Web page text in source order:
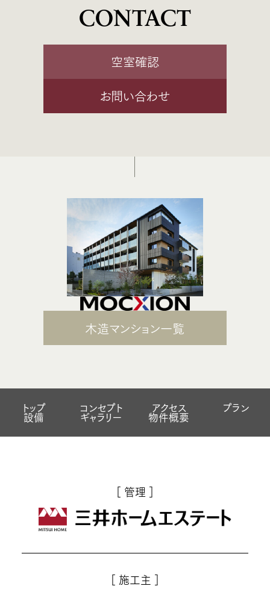
木造マンション一覧
CONTACT
空室確認
お問い合わせ
トップ コンセプト アクセス プラン
設備 ギャラリー 物件概要
［ 管理 ］
［ 施工主 ］